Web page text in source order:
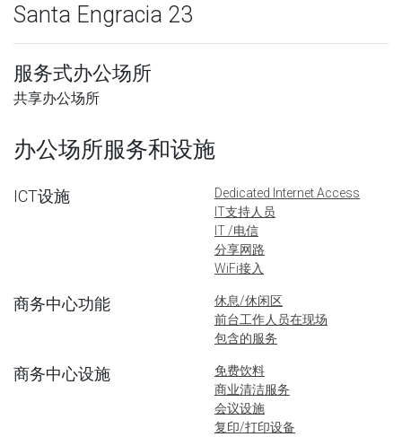
Santa Engracia 23
服务式办公场所
共享办公场所
办公场所服务和设施
ICT设施
Dedicated Internet Access
IT支持人员
IT /电信
分享网路
WiFi接入
商务中心功能
休息/休闲区
前台工作人员在现场
包含的服务
商务中心设施
免费饮料
商业清洁服务
会议设施
复印/打印设备